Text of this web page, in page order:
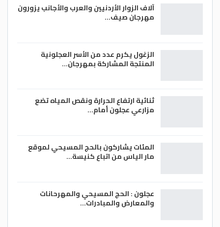
آلاف الزوار الأردنيين والعرب والأجانب يزورون
مهرجان صيف…
الزغول يكرم عدد من الأسر العجلونية
المنتجة المشاركة بمهرجان…
ثنائية ارتفاع الحرارة ونقص المياه تضع
مزارعي عجلون أمام…
المئات يشاركون بالحج المسيحي لموقع
مار الياس من اتباع كنيسة…
عجلون : الحج المسيحي والمهرحانات
والمعارض والمبادرات…